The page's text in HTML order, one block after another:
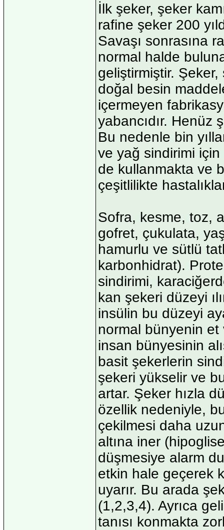
İlk şeker, şeker
rafine şeker 200
Savaşı sonrasına
normal halde
geliştirmiştir.
doğal besin
içermeyen
yabancıdır. Henüz
Bu nedenle bin
ve yağ sindirimi için
de kullanmakta ve
çeşitlilikte
Sofra, kesme, toz,
gofret, çukulata,
hamurlu ve sütlü
karbonhidrat).
sindirimi,
kan şekeri düzeyi
insülin bu düzeyi
normal bünyenin et
insan bünyesinin
basit şekerlerin
şekeri yükselir ve
artar. Şeker hızla
özellik nedeniyle,
çekilmesi daha
altına iner
düşmesiye alarm
etkin hale geçerek
uyarır. Bu arada
(1,2,3,4). Ayrıca
tanısı konmakta